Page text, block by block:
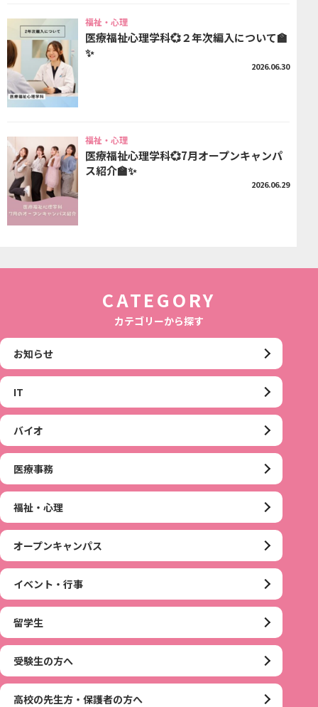
福祉・心理
医療福祉心理学科💞２年次編入について🏫
✨
2026.06.30
福祉・心理
医療福祉心理学科💞7月オープンキャンパ
ス紹介🏫✨
2026.06.29
CATEGORY
カテゴリーから探す
お知らせ
IT
バイオ
医療事務
福祉・心理
オープンキャンパス
イベント・行事
留学生
受験生の方へ
高校の先生方・保護者の方へ